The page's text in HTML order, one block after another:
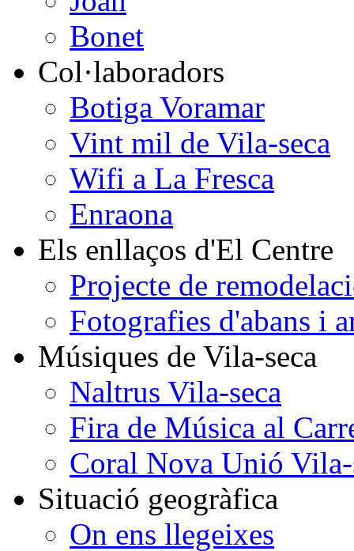
Bonet
Col·laboradors
Botiga Voramar
Vint mil de Vila-seca
Wifi a La Fresca
Enraona
Els enllaços d'El Centre
Projecte de
Fotografies d'abans i
Músiques de Vila-seca
Naltrus Vila-seca
Fira de Música al
Coral Nova Unió Vila-
Situació geogràfica
On ens llegeixes